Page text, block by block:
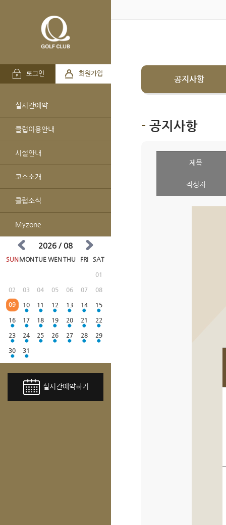
로그인 회원가입
실시간예약
클럽이용안내
시설안내
코스소개
클럽소식
Myzone
2026 / 08
SUNMONTUE WENTHU FRI SAT
01
02 03 04 05 06 07 08
09 10 11 12 13 14 15
16 17 18 19 20 21 22
23 24 25 26 27 28 29
30 31
실시간예약하기
공지사항
공지사항
제목
작성자